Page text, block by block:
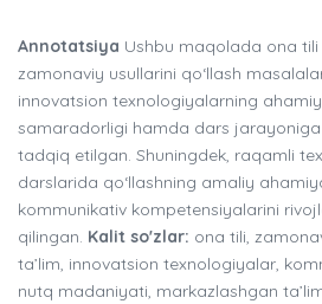
Annotatsiya Ushbu maqolada ona
zamonaviy usullarini qo‘llash
innovatsion texnologiyalarning
samaradorligi hamda dars jarayoniga
tadqiq etilgan. Shuningdek, raqamli
darslarida qo‘llashning amaliy
kommunikativ kompetensiyalarini
qilingan. Kalit so'zlar: ona tili,
ta’lim, innovatsion texnologiyalar,
nutq madaniyati, markazlashgan